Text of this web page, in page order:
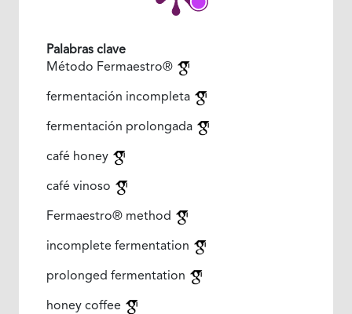
Palabras clave
Método Fermaestro®
fermentación incompleta
fermentación prolongada
café honey
café vinoso
Fermaestro® method
incomplete fermentation
prolonged fermentation
honey coffee